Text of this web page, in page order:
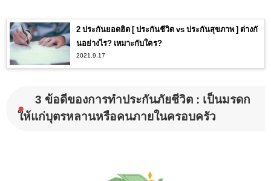
2 ประกันยอดฮิต [ ประกันชีวิต vs ประกันสุขภาพ ] ต่างกั
นอย่างไร? เหมาะกับใคร?
2021.9.17
●
3 ข้อดีของการทำประกันภัยชีวิต : เป็นมรดก
ให้แก่บุตรหลานหรือคนภายในครอบครัว